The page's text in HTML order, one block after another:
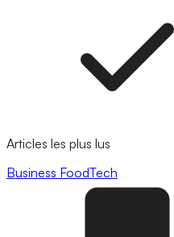
Articles les plus lus
Business FoodTech